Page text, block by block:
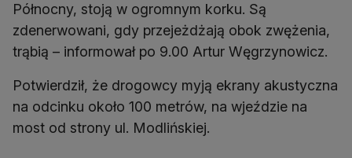
Północny, stoją w ogromnym korku. Są
zdenerwowani, gdy przejeżdżają obok zwężenia,
trąbią – informował po 9.00 Artur Węgrzynowicz.
Potwierdził, że drogowcy myją ekrany akustyczna
na odcinku około 100 metrów, na wjeździe na
most od strony ul. Modlińskiej.